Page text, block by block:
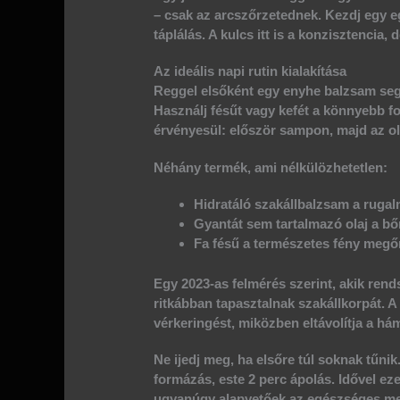
– csak az arcszőrzetednek. Kezdj egy
táplálás. A kulcs itt is a konzisztencia,
Az ideális napi rutin kialakítása
Reggel elsőként egy enyhe balzsam
Használj fésűt vagy kefét a könnyebb
érvényesül: először sampon, majd az
Néhány termék, ami nélkülözhetetlen:
Hidratáló szakállbalzsam a
Gyantát sem tartalmazóolaj a
Fa fésű a természetes fény
Egy 2023-as felmérés szerint, akik
ritkábban tapasztalnak szakállkorpát.
vérkeringést, miközben eltávolítja a
Ne ijedj meg, ha elsőre túl soknak
formázás, este 2 perc ápolás. Idővel